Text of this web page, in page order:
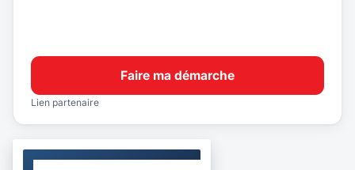
Faire ma démarche
Lien partenaire